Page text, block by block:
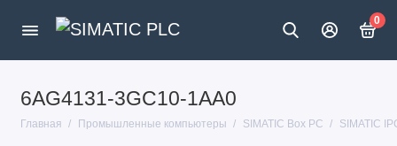
0
6AG4131-3GC10-1AA0
Главная Промышленные компьютеры SIMATIC Box PC SIMATIC